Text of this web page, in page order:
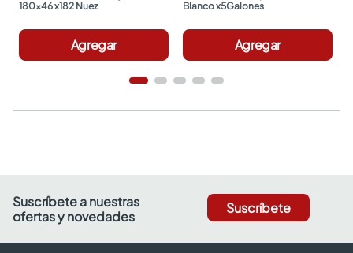
180x46 x182 Nuez
Agregar
Blanco x5Galones
Agregar
Suscríbete a nuestras
ofertas y novedades
Suscríbete